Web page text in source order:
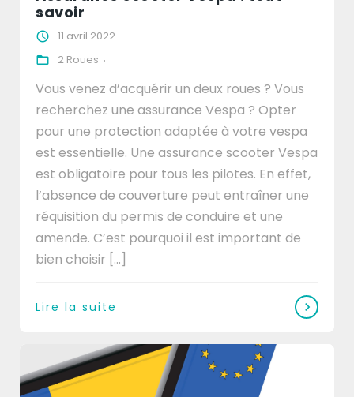
savoir
11 avril 2022
2 Roues
Vous venez d’acquérir un deux roues ? Vous
recherchez une assurance Vespa ? Opter
pour une protection adaptée à votre vespa
est essentielle. Une assurance scooter Vespa
est obligatoire pour tous les pilotes. En effet,
l’absence de couverture peut entraîner une
réquisition du permis de conduire et une
amende. C’est pourquoi il est important de
bien choisir [...]
Lire la suite